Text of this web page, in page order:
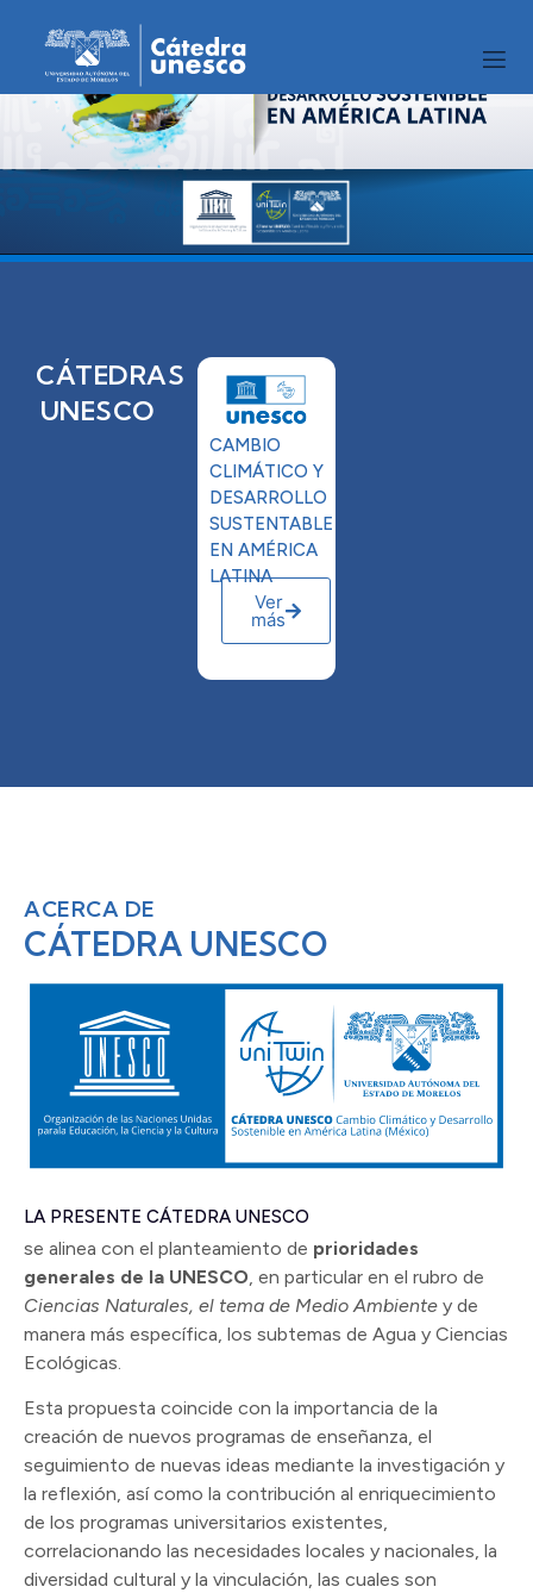
CÁTEDRAS
UNESCO
CAMBIO
CLIMÁTICO Y
DESARROLLO
SUSTENTABLE
EN AMÉRICA
LATINA
Ver
más
ACERCA DE
CÁTEDRA UNESCO
LA PRESENTE CÁTEDRA UNESCO
se alinea con el planteamiento de prioridades
generales de la UNESCO, en particular en el rubro de
Ciencias Naturales, el tema de Medio Ambiente y de
manera más específica, los subtemas de Agua y Ciencias
Ecológicas.
Esta propuesta coincide con la importancia de la
creación de nuevos programas de enseñanza, el
seguimiento de nuevas ideas mediante la investigación y
la reflexión, así como la contribución al enriquecimiento
de los programas universitarios existentes,
correlacionando las necesidades locales y nacionales, la
diversidad cultural y la vinculación, las cuales son